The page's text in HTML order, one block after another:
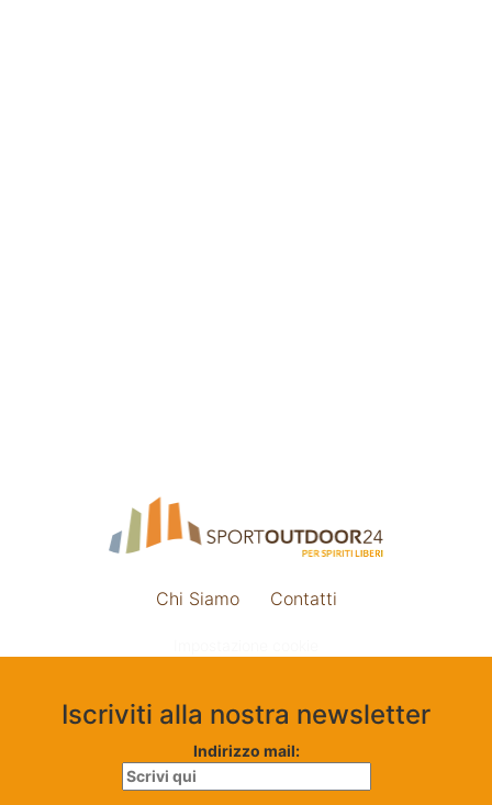
Chi Siamo Contatti
Iscriviti alla nostra newsletter
Indirizzo mail: